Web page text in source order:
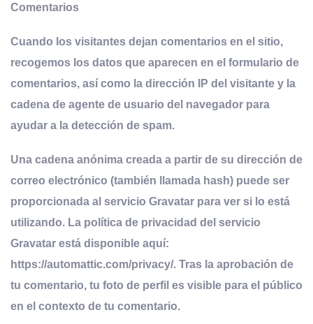
Comentarios
Cuando los visitantes dejan comentarios en el sitio,
recogemos los datos que aparecen en el formulario de
comentarios, así como la dirección IP del visitante y la
cadena de agente de usuario del navegador para
ayudar a la detección de spam.
Una cadena anónima creada a partir de su dirección de
correo electrónico (también llamada hash) puede ser
proporcionada al servicio Gravatar para ver si lo está
utilizando. La política de privacidad del servicio
Gravatar está disponible aquí:
https://automattic.com/privacy/. Tras la aprobación de
tu comentario, tu foto de perfil es visible para el público
en el contexto de tu comentario.